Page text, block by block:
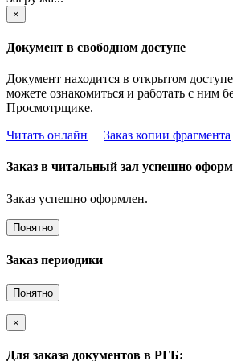
×
Документ в свободном доступе
Документ находится в открытом
можете ознакомиться и работать с ним
Просмотрщике.
Читать онлайн
Заказ копии фрагмента
Заказ в читальный зал успешно
Заказ успешно оформлен.
Понятно
Заказ периодики
Понятно
×
Для заказа документов в РГБ: